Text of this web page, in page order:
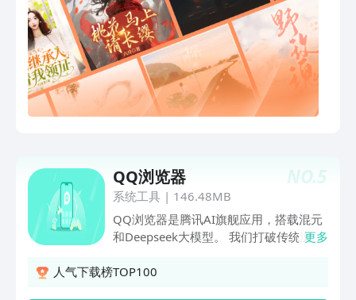
书，并根据您的阅读爰好推荐优质书籍，
总有一本打动您！
NO.5
QQ浏览器
系统工具| 146.48MB
QQ浏览器是腾讯AI旗舰应用，搭载混元
和Deepseek大模型。 我们打破传统浏览
文件管家与资讯融为一体。无论是专注学
更多
人气下载榜TOP100